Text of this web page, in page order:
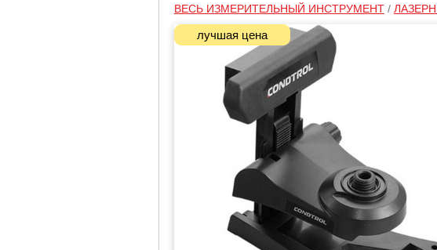
ВЕСЬ ИЗМЕРИТЕЛЬНЫЙ ИНСТРУМЕНТ/